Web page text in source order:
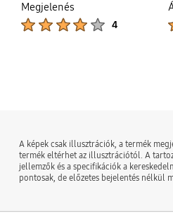
Megjelenés
4
A képek csak illusztrációk, a termék
termék eltérhet az illusztrációtól. A
jellemzők és a specifikációk a
pontosak, de előzetes bejelentés nélkül